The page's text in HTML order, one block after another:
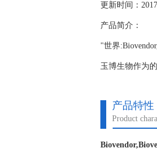
更新时间：
产品简介：
"世界
玉博生物作为
产品特性
Product